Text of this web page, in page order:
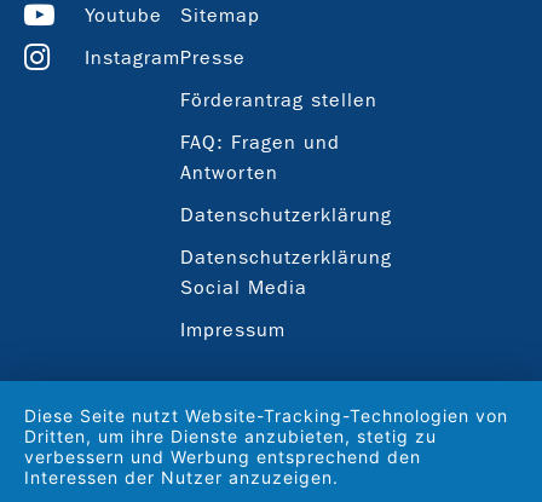
Youtube
Instagram
Sitemap
Presse
Förderantrag stellen
FAQ: Fragen und
Antworten
Datenschutzerklärung
Datenschutzerklärung
Social Media
Impressum
Diese Seite nutzt Website-Tracking-Technologien von
Dritten, um ihre Dienste anzubieten, stetig zu
verbessern und Werbung entsprechend den
Interessen der Nutzer anzuzeigen.